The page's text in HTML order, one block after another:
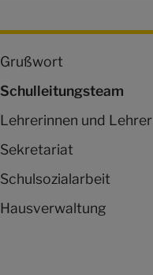
Grußwort
Schulleitungsteam
Lehrerinnen und Lehrer
Sekretariat
Schulsozialarbeit
Hausverwaltung